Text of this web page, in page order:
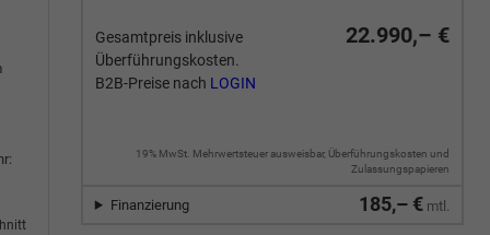
Gesamtpreis inklusive
Überführungskosten.
B2B-Preise nach LOGIN
22.990,– €
19% MwSt. Mehrwertsteuer ausweisbar, Überführungskosten und
Zulassungspapieren
185,– € mtl.
Finanzierung